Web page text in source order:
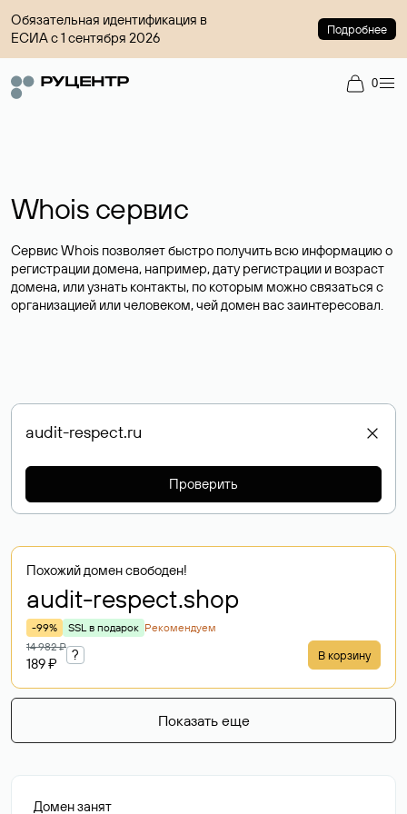
Обязательная идентификация в
ЕСИА с 1 сентября 2026
Подробнее
0
Whois сервис
Сервис Whois позволяет быстро получить всю информацию о
регистрации домена, например, дату регистрации и возраст
домена, или узнать контакты, по которым можно связаться с
организацией или человеком, чей домен вас заинтересовал.
Проверить
Похожий домен свободен!
audit-respect.shop
-99% SSL в подарок Рекомендуем
14 982 ₽
189 ₽
? В корзину
Показать еще
Домен занят